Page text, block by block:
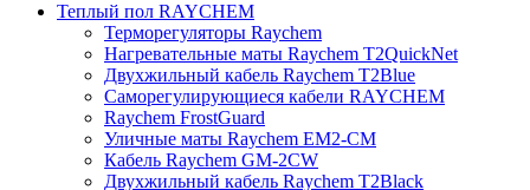
Теплый пол RAYCHEM
Терморегуляторы Raychem
Нагревательные маты Raychem T2QuickNet
Двухжильный кабель Raychem T2Blue
Саморегулирующиеся кабели RAYCHEM
Raychem FrostGuard
Уличные маты Raychem EM2-CM
Кабель Raychem GM-2CW
Двухжильный кабель Raychem T2Black